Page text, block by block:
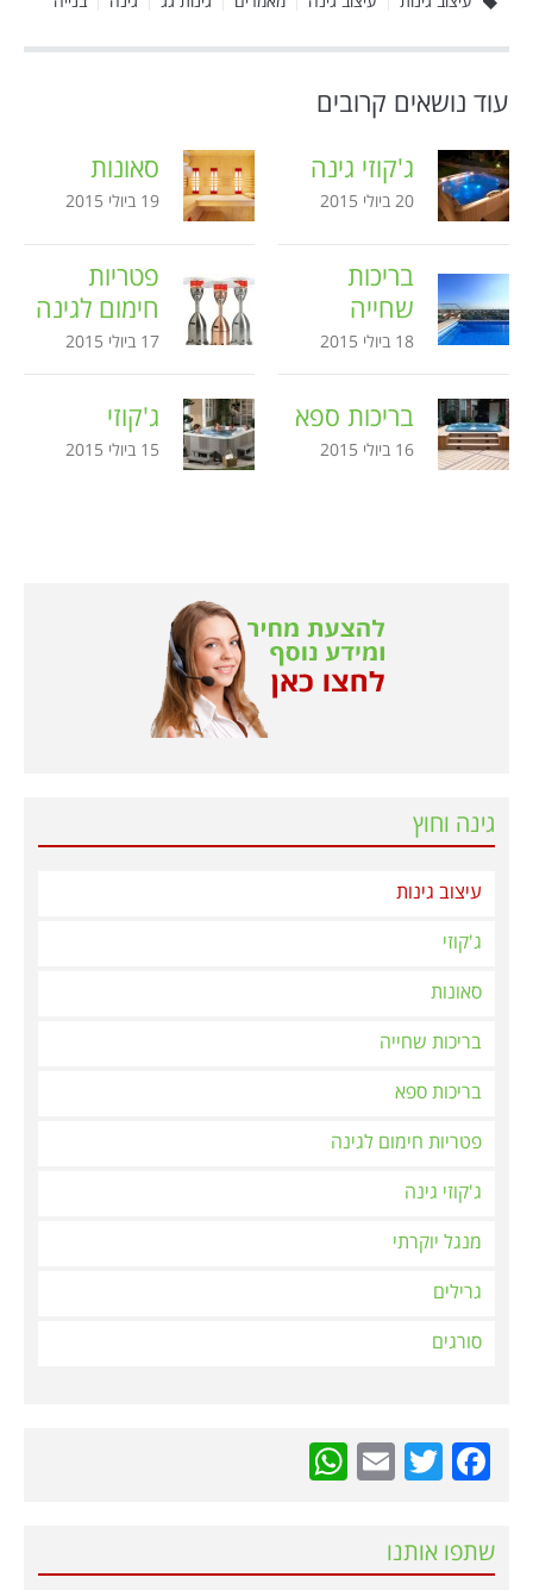
עוד נושאים קרובים
ג'קוזי גינה
20 ביולי 2015
סאונות
19 ביולי 2015
בריכות
שחייה
18 ביולי 2015
פטריות
חימום לגינה
17 ביולי 2015
בריכות ספא
16 ביולי 2015
ג'קוזי
15 ביולי 2015
גינה וחוץ
עיצוב גינות
ג'קוזי
סאונות
בריכות שחייה
בריכות ספא
פטריות חימום לגינה
ג'קוזי גינה
מנגל יוקרתי
גרילים
סורגים
Facebook
Twitter
Email
שתפו אותנו